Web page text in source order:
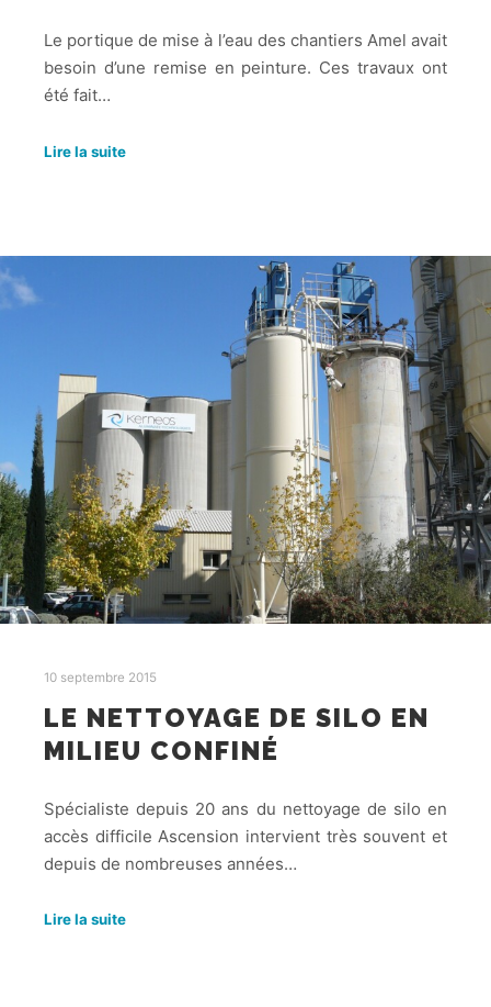
Le portique de mise à l’eau des chantiers Amel avait
besoin d’une remise en peinture. Ces travaux ont
été fait…
Lire la suite
10 septembre 2015
LE NETTOYAGE DE SILO EN
MILIEU CONFINÉ
Spécialiste depuis 20 ans du nettoyage de silo en
accès difficile Ascension intervient très souvent et
depuis de nombreuses années…
Lire la suite